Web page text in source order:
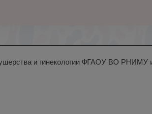
и гинекологии ФГАОУ ВО РНИМУ